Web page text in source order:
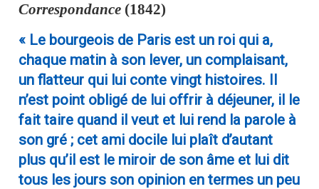
Correspondance (1842)
« Le bourgeois de Paris est un roi qui a,
chaque matin à son lever, un complaisant,
un flatteur qui lui conte vingt histoires. Il
n’est point obligé de lui offrir à déjeuner, il le
fait taire quand il veut et lui rend la parole à
son gré ; cet ami docile lui plaît d’autant
plus qu’il est le miroir de son âme et lui dit
tous les jours son opinion en termes un peu